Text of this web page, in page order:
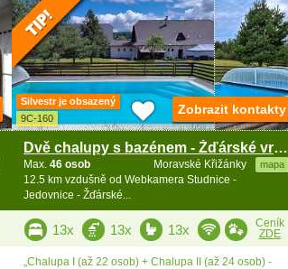
Silvestr je obsazený
9C-160
Dvě chalupy s bazénem - Žďárské vrchy - Křižánky
Moravské Křižánky mapa
Max. 46 osob
12.5 km vzdušně od Webkamera Studnice -
Jedovnice - Žďárské...
Zobrazit kontakty
13x 13x 13x
Ceník
ZDE
„Chalupa I (až 22 osob) + Chalupa II (až 24 osob) -